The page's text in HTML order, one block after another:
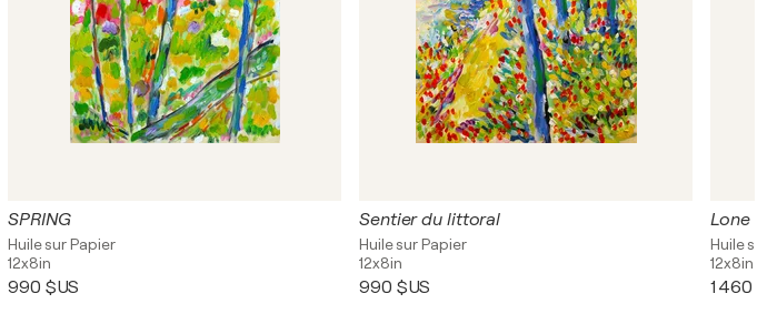
SPRING
Huile sur Papier
12x8in
990 $US
Sentier du littoral
Huile sur Papier
12x8in
990 $US
Lone
Huile sur
12x8in
1 460